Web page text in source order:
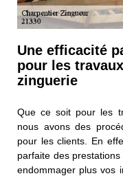
Une efficacité
pour les
zinguerie
Que ce soit pour les
nous avons des
pour les clients. En
parfaite des
endommager plus vos